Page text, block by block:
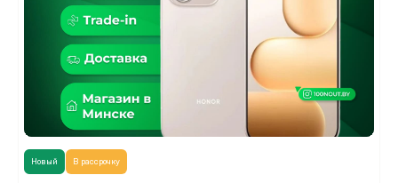
Новый В рассрочку